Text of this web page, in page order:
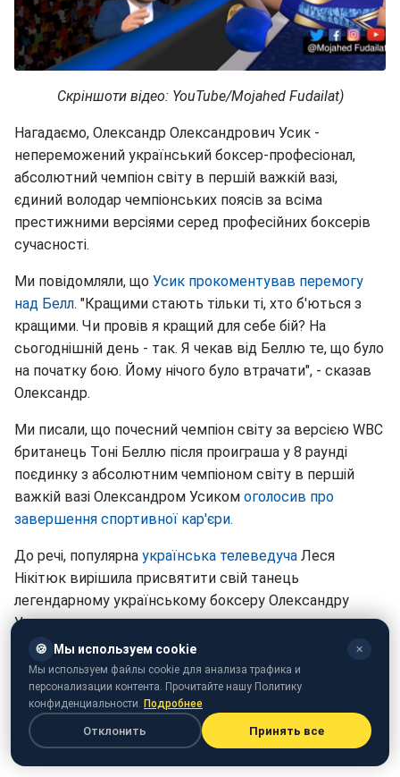
Скріншоти відео: YouTube/Mojahed Fudailat)
Нагадаємо, Олександр Олександрович Усик -
непереможений український боксер-професіонал,
абсолютний чемпіон світу в першій важкій вазі,
єдиний володар чемпіонських поясів за всіма
престижними версіями серед професійних боксерів
сучасності.
Ми повідомляли, що Усик прокоментував перемогу
над Белл. "Кращими стають тільки ті, хто б'ються з
кращими. Чи провів я кращий для себе бій? На
сьогоднішній день - так. Я чекав від Беллю те, що було
на початку бою. Йому нічого було втрачати", - сказав
Олександр.
Ми писали, що почесний чемпіон світу за версією WBC
британець Тоні Беллю після проиграша у 8 раунді
поєдинку з абсолютним чемпіоном світу в першій
важкій вазі Олександром Усиком оголосив про
завершення спортивної кар'єри.
До речі, популярна українська телеведуча Леся
Нікітюк вирішила присвятити свій танець
легендарному українському боксеру Олександру
Усику.
🍪 Мы используем cookie ✕
Мы используем файлы cookie для анализа трафика и
персонализации контента. Прочитайте нашу Политику
конфиденциальности. Подробнее
Отклонить Принять все